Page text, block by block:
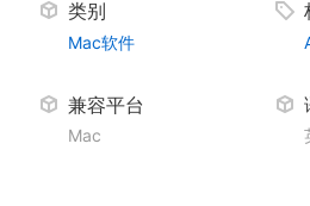
类别
Mac软件
兼容平台
Mac